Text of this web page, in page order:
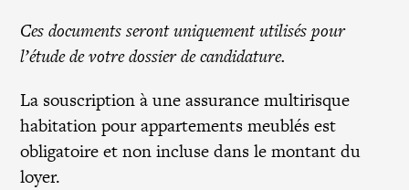
Ces documents seront uniquement utilisés pour
l’étude de votre dossier de candidature.
La souscription à une assurance multirisque
habitation pour appartements meublés est
obligatoire et non incluse dans le montant du
loyer.